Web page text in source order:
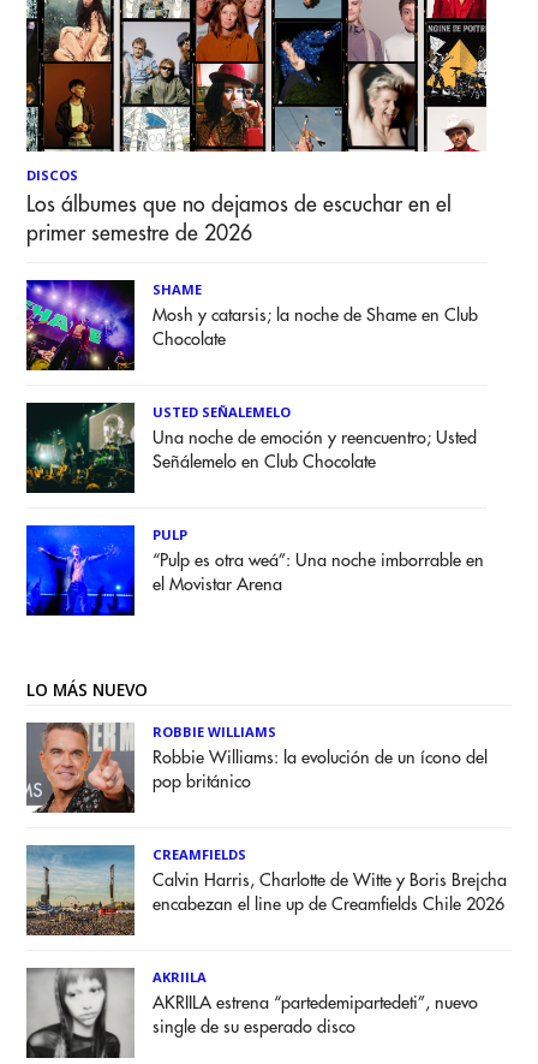
DISCOS
Los álbumes que no dejamos de escuchar en el
primer semestre de 2026
SHAME
Mosh y catarsis; la noche de Shame en Club
Chocolate
USTED SEÑALEMELO
Una noche de emoción y reencuentro; Usted
Señálemelo en Club Chocolate
PULP
“Pulp es otra weá”: Una noche imborrable en
el Movistar Arena
LO MÁS NUEVO
ROBBIE WILLIAMS
Robbie Williams: la evolución de un ícono del
pop británico
CREAMFIELDS
Calvin Harris, Charlotte de Witte y Boris Brejcha
encabezan el line up de Creamfields Chile 2026
AKRIILA
AKRIILA estrena “partedemipartedeti”, nuevo
single de su esperado disco